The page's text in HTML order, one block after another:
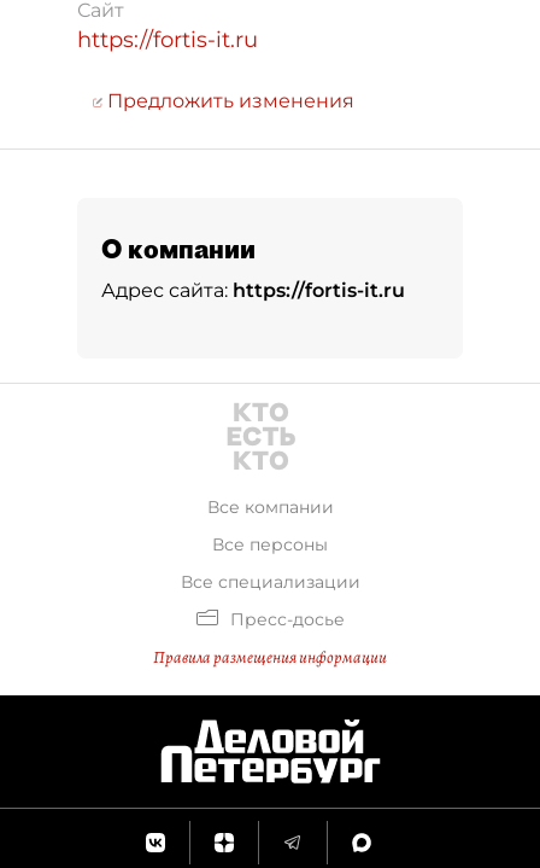
Сайт
https://fortis-it.ru
Предложить изменения
О компании
Адрес сайта: https://fortis-it.ru
Все компании
Все персоны
Все специализации
Пресс-досье
Правила размещения информации